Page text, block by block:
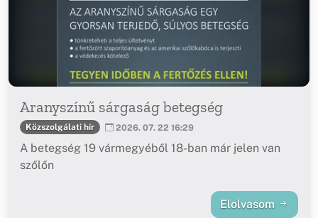
Aranyszínű sárgaság betegség
Közszolgálati hír 2026. 07. 22 16:29
A betegség 19 vármegyéből 18-ban már jelen van
szőlőn
Elolvasom